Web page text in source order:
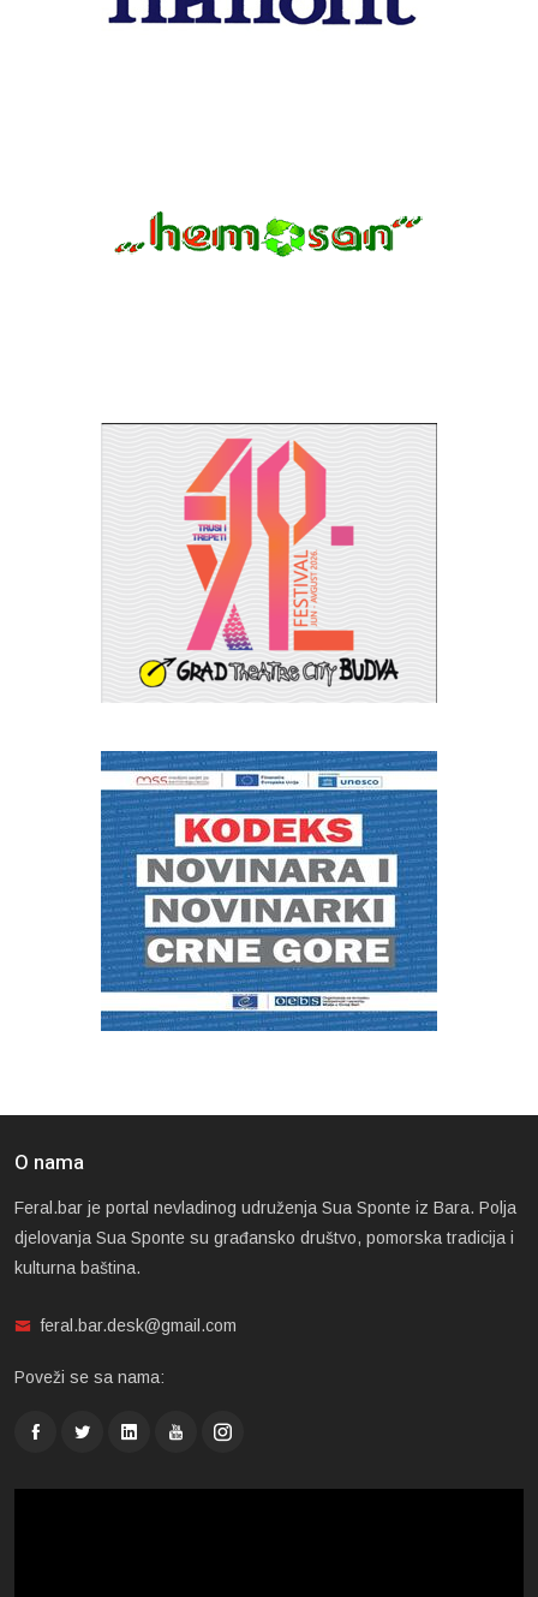
O nama
Feral.bar je portal nevladinog udruženja Sua Sponte iz Bara. Polja
djelovanja Sua Sponte su građansko društvo, pomorska tradicija i
kulturna baština.
feral.bar.desk@gmail.com
Poveži se sa nama: